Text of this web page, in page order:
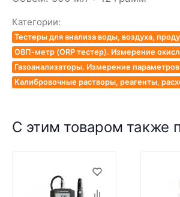
Категории:
Тестеры для анализа воды, воздуха,
ОВП-метр (ORP тестер). Измерение
Газоанализаторы. Измерение параметров
Калибровочные растворы, реагенты,
С этим товаром также